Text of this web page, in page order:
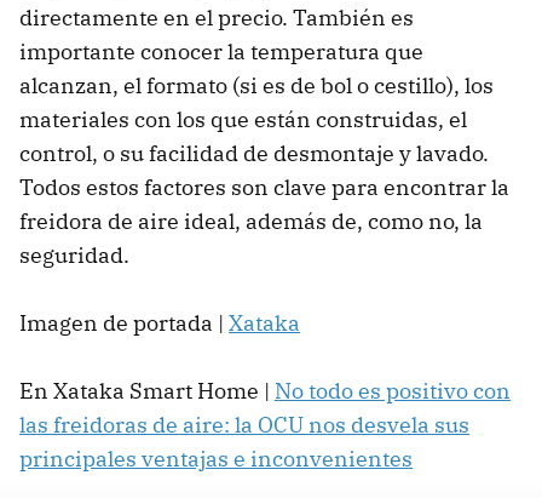
directamente en el precio. También es
importante conocer la temperatura que
alcanzan, el formato (si es de bol o cestillo), los
materiales con los que están construidas, el
control, o su facilidad de desmontaje y lavado.
Todos estos factores son clave para encontrar la
freidora de aire ideal, además de, como no, la
seguridad.
Imagen de portada | Xataka
En Xataka Smart Home | No todo es positivo con
las freidoras de aire: la OCU nos desvela sus
principales ventajas e inconvenientes